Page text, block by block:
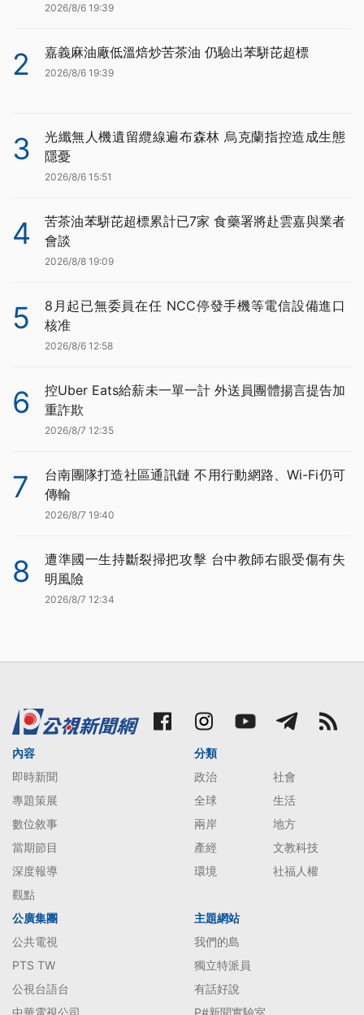
2026/8/6 19:39
2 嘉義麻油廠低溫焙炒苦茶油 仍驗出苯駢芘超標
2026/8/6 19:39
3
光纖無人機遺留纜線遍布森林 烏克蘭指控造成生態
隱憂
2026/8/6 15:51
4
苦茶油苯駢芘超標累計已7家 食藥署將赴雲嘉與業者
會談
2026/8/8 19:09
5
8月起已無委員在任 NCC停發手機等電信設備進口
核准
2026/8/6 12:58
6
控Uber Eats給薪未一單一計 外送員團體揚言提告加
重詐欺
2026/8/7 12:35
7
台南團隊打造社區通訊鏈 不用行動網路、Wi-Fi仍可
傳輸
2026/8/7 19:40
8
遭準國一生持斷裂掃把攻擊 台中教師右眼受傷有失
明風險
2026/8/7 12:34
內容
即時新聞
專題策展
數位敘事
當期節目
深度報導
觀點
分類
政治
社會
全球
生活
兩岸
地方
產經
文教科技
環境
社福人權
公廣集團
公共電視
PTS TW
公視台語台
中華電視公司
主題網站
我們的島
獨立特派員
有話好說
P#新聞實驗室